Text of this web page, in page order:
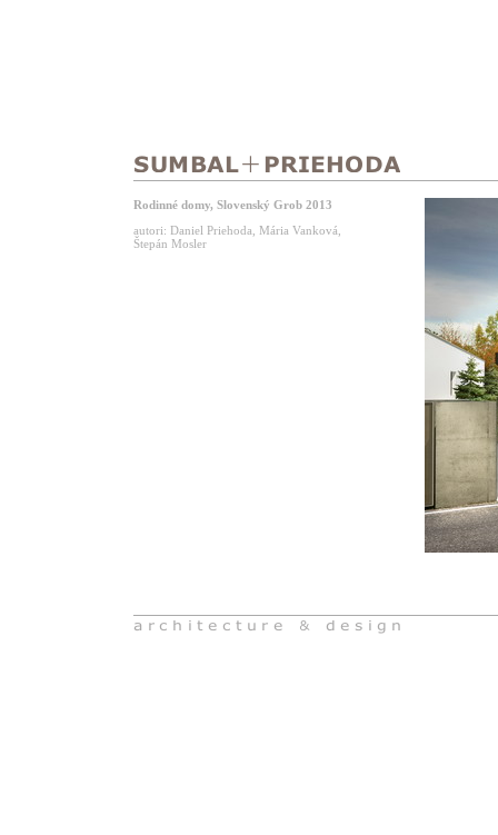
Rodinné domy, Slovenský Grob 2013
autori: Daniel Priehoda, Mária Vanková,
Štepán Mosler